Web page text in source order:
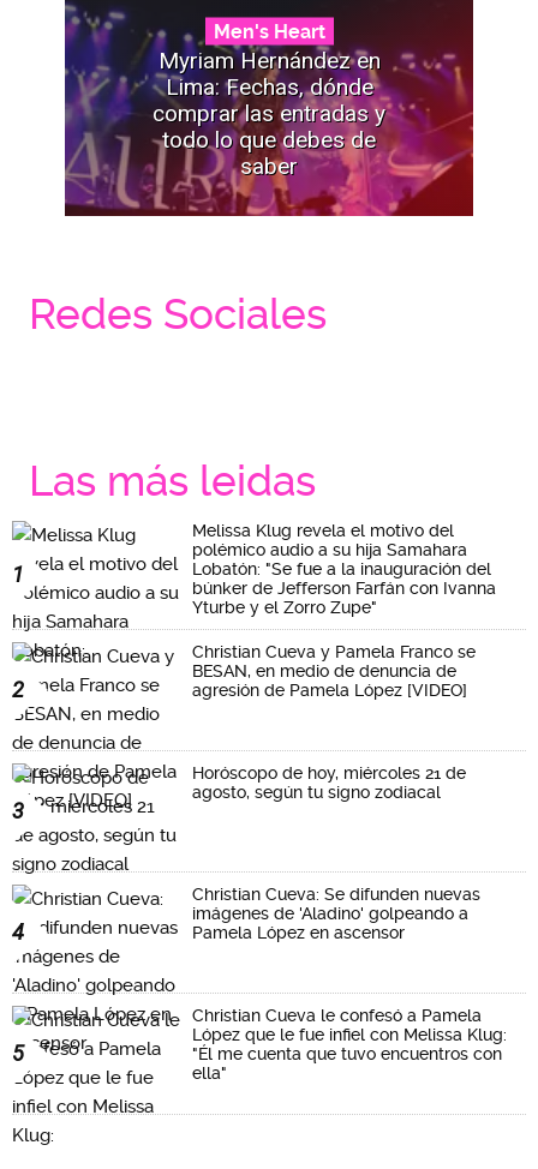
Men's Heart
Myriam Hernández en
Lima: Fechas, dónde
comprar las entradas y
todo lo que debes de
saber
Redes Sociales
Las más leidas
1
Melissa Klug revela el motivo del
polémico audio a su hija Samahara
Lobatón: "Se fue a la inauguración del
búnker de Jefferson Farfán con Ivanna
Yturbe y el Zorro Zupe"
2
Christian Cueva y Pamela Franco se
BESAN, en medio de denuncia de
agresión de Pamela López [VIDEO]
3
Horóscopo de hoy, miércoles 21 de
agosto, según tu signo zodiacal
4
Christian Cueva: Se difunden nuevas
imágenes de 'Aladino' golpeando a
Pamela López en ascensor
5
Christian Cueva le confesó a Pamela
López que le fue infiel con Melissa Klug:
"Él me cuenta que tuvo encuentros con
ella"